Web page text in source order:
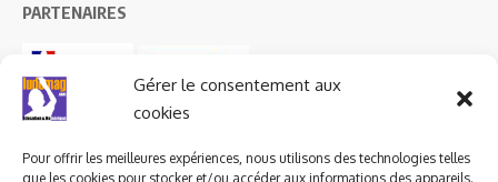
Gérer le consentement aux
cookies
Pour offrir les meilleures expériences, nous utilisons des technologies telles
que les cookies pour stocker et/ou accéder aux informations des appareils.
PARTENAIRES